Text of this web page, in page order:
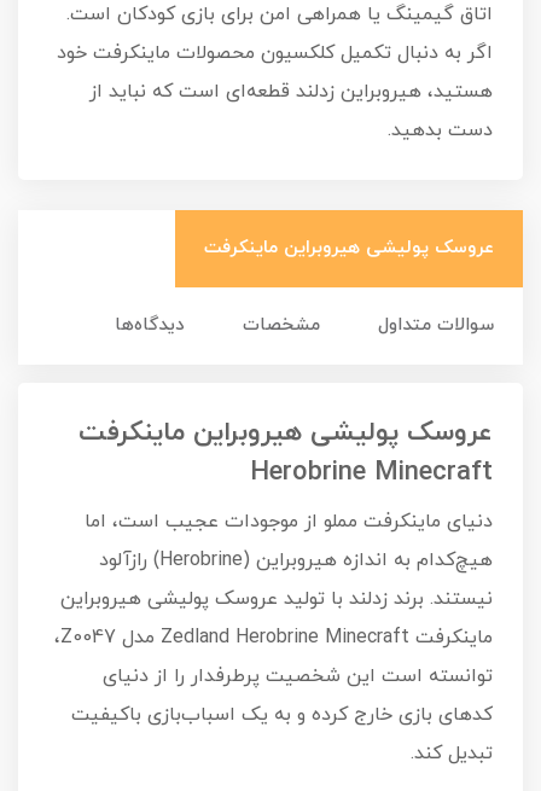
اتاق گیمینگ یا همراهی امن برای بازی کودکان است.
اگر به دنبال تکمیل کلکسیون محصولات ماینکرفت خود
هستید، هیروبراین زدلند قطعه‌ای است که نباید از
دست بدهید.
عروسک پولیشی هیروبراین ماینکرفت
سوالات متداول مشخصات دیدگاه‌ها
عروسک پولیشی هیروبراین ماینکرفت
Herobrine Minecraft
دنیای ماینکرفت مملو از موجودات عجیب است، اما
هیچ‌کدام به اندازه هیروبراین (Herobrine) رازآلود
نیستند. برند زدلند با تولید عروسک پولیشی هیروبراین
ماینکرفت Zedland Herobrine Minecraft مدل Z0047،
توانسته است این شخصیت پرطرفدار را از دنیای
کدهای بازی خارج کرده و به یک اسباب‌بازی باکیفیت
تبدیل کند.